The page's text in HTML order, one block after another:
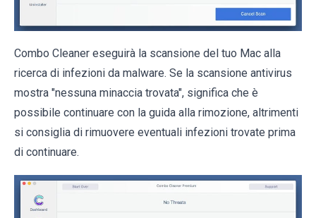
Combo Cleaner eseguirà la scansione del tuo Mac alla
ricerca di infezioni da malware. Se la scansione antivirus
mostra "nessuna minaccia trovata", significa che è
possibile continuare con la guida alla rimozione, altrimenti
si consiglia di rimuovere eventuali infezioni trovate prima
di continuare.